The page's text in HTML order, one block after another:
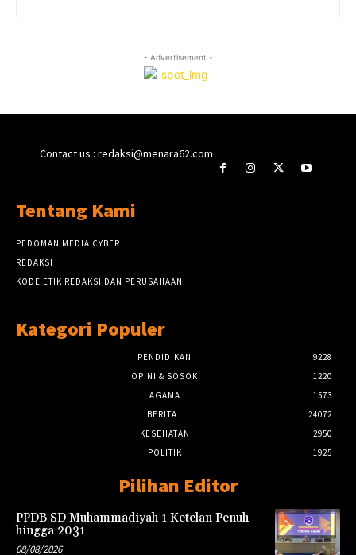
- Advertisement -
Contact us : redaksi@menara62.com
Tentang Kami
PEDOMAN MEDIA CYBER
REDAKSI
KODE ETIK REDAKSI DAN PERUSAHAAN
Kategori Populer
PENDIDIKAN
9228
OPINI & SOSOK
1220
AGAMA
1573
BERITA
24072
KESEHATAN
2950
POLITIK
1925
Pilihan Editor
PPDB SD Muhammadiyah 1 Ketelan Penuh
hingga 2031
08/08/2026